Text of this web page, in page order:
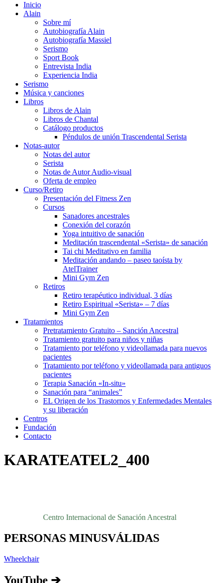
Inicio
Alain
Sobre mí
Autobiografía Alain
Autobiografía Massiel
Serismo
Sport Book
Entrevista India
Experiencia India
Serismo
Música y canciones
Libros
Libros de Alain
Libros de Chantal
Catálogo productos
Péndulos de unión Trascendental Serista
Notas-autor
Notas del autor
Serista
Notas de Autor Audio-visual
Oferta de empleo
Curso/Retiro
Presentación del Fitness Zen
Cursos
Sanadores ancestrales
Conexión del corazón
Yoga intuitivo de sanación
Meditación trascendental «Serista» de sanación
Tai chi Meditativo en familia
Meditación andando – paseo taoísta by
AtelTrainer
Mini Gym Zen
Retiros
Retiro terapéutico individual, 3 días
Retiro Espiritual «Serista» – 7 días
Mini Gym Zen
Tratamientos
Pretratamiento Gratuito – Sanción Ancestral
Tratamiento gratuito para niños y niñas
Tratamiento por teléfono y videollamada para nuevos
pacientes
Tratamiento por teléfono y videollamada para antiguos
pacientes
Terapia Sanación «In-situ»
Sanación para “animales”
EL Origen de los Trastornos y Enfermedades Mentales
y su liberación
Centros
Fundación
Contacto
KARATEATEL2_400
Centro Internacional de Sanación Ancestral
PERSONAS MINUSVÁLIDAS
Wheelchair
YouTube ➔